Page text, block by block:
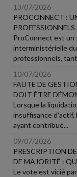
13/07/2026
PROCONNECT :
ProConnect est un
interministérielle
professionnels,
10/07/2026
FAUTE DE
DOIT ÊTRE
Lorsque la
insuffisance d'actif,
ayant contribué...
09/07/2026
PRESCRIPTION
DE MAJORITÉ :
Le vote est vicié